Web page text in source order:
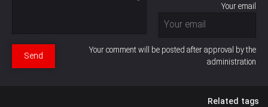
Your email
Your comment will be posted after approval by the
administration
Send
Related tags